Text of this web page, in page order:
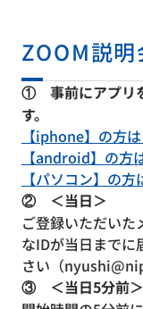
ZOOM説
① 事前にアプリ
す。
【iphone】の方
【android】の方
【パソコン】の
② ＜当日＞
ご登録いただい
なIDが当日までに
さい（
③ ＜当日5分前＞